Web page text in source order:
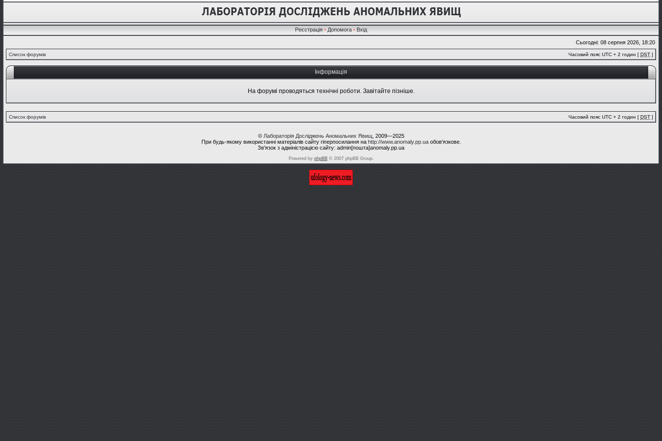
Реєстрація • Допомога • Вхід
Сьогодні: 08 серпня 2026, 18:20
Список форумів Часовий пояс UTC + 2 годин [ DST ]
Інформація
На форумі проводяться технічні роботи. Завітайте пізніше.
Список форумів Часовий пояс UTC + 2 годин [ DST ]
© Лабораторія Досліджень Аномальних Явищ , 2009—2025
При будь-якому використанні матеріалів сайту гіперпосилання на http://www.anomaly.pp.uaобов'язкове.
Зв'язок з адміністрацією сайту: admin[пошта]anomaly.pp.ua
Powered by phpBB© 2007 phpBB Group.